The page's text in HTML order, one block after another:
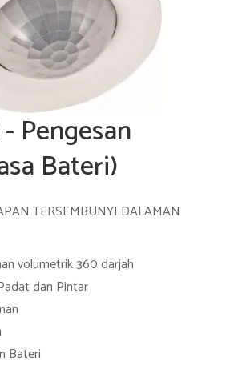
Pengesan
Bateri)
TERSEMBUNYI DALAMAN
volumetrik 360 darjah
dan Pintar
Bateri